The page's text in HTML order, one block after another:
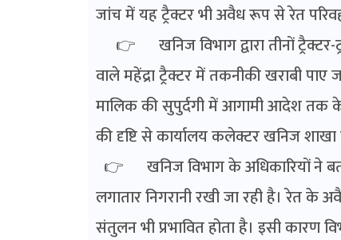
जांच में यह ट्रैक्टर भी अवैध रूप से रेत
👉 खनिज विभाग द्वारा तीनों ट्रैक्टर-
वाले महेंद्रा ट्रैक्टर में तकनीकी खराबी
मालिक की सुपुर्दगी में आगामी आदेश तक के
की दृष्टि से कार्यालय कलेक्टर खनिज
👉 खनिज विभाग के अधिकारियों ने
लगातार निगरानी रखी जा रही है। रेत के
संतुलन भी प्रभावित होता है। इसी कारण